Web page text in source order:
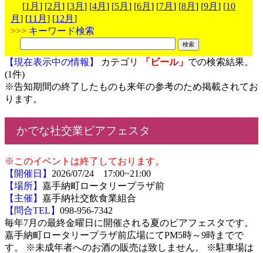
[1月 ] [2月 ] [3月 ] [4月 ] [5月 ] [6月 ] [7月 ] [8月 ] [9月 ] [10
月 ] [11月 ] [12月 ]
>>> キーワード検索
【現在表示中の情報】 カテゴリ 「ビール」 での検索結果。
(1件)
※告知期間の終了したものも来年の参考のため掲載されてお
ります。
かでな社交業ビアフェスタ
※このイベントは終了しております。
【開催日】 2026/07/24 17:00~21:00
【場所】 嘉手納町ロータリープラザ前
【主催】 嘉手納社交飲食業組合
【問合TEL】 098-956-7342
毎年7月の最終金曜日に開催される夏のビアフェスタです。
嘉手納町ロータリープラザ前広場にてPM5時～9時までで
す。 ※未成年者へのお酒の販売は致しません。 ※駐車場は